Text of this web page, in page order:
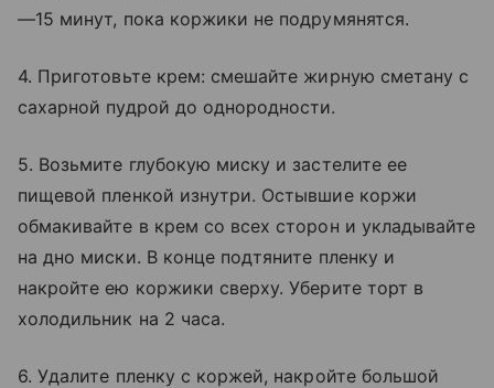
—15 минут, пока коржики не подрумянятся.
4. Приготовьте крем: смешайте жирную сметану с
сахарной пудрой до однородности.
5. Возьмите глубокую миску и застелите ее
пищевой пленкой изнутри. Остывшие коржи
обмакивайте в крем со всех сторон и укладывайте
на дно миски. В конце подтяните пленку и
накройте ею коржики сверху. Уберите торт в
холодильник на 2 часа.
6. Удалите пленку с коржей, накройте большой